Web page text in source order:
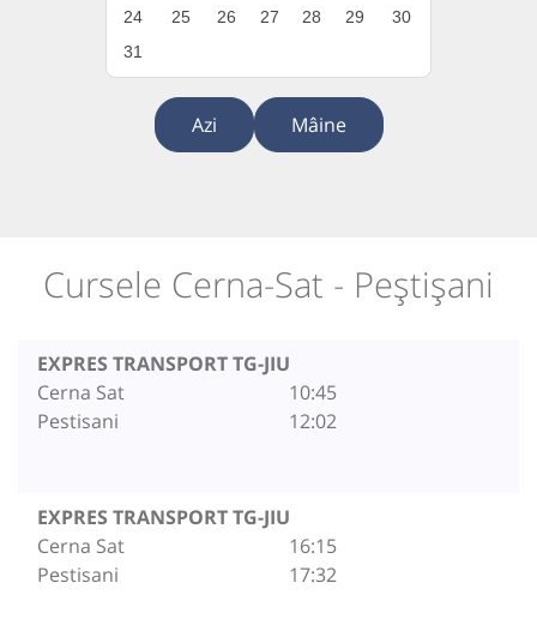
24
25 26 27 28 29
30
31
Azi Mâine
Cursele Cerna-Sat - Peștișani
EXPRES TRANSPORT TG-JIU
Cerna Sat
Pestisani
10:45
12:02
EXPRES TRANSPORT TG-JIU
Cerna Sat
Pestisani
16:15
17:32